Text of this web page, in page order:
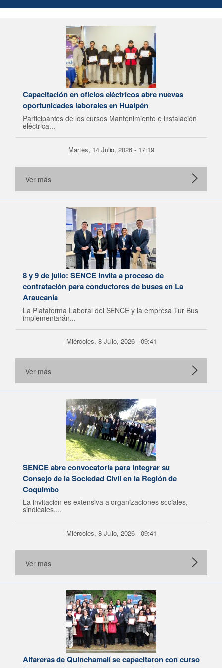
Capacitación en oficios eléctricos abre nuevas
oportunidades laborales en Hualpén
Participantes de los cursos Mantenimiento e instalación
eléctrica...
Martes, 14 Julio, 2026 - 17:19
Ver más
8 y 9 de julio: SENCE invita a proceso de
contratación para conductores de buses en La
Araucanía
La Plataforma Laboral del SENCE y la empresa Tur Bus
implementarán...
Miércoles, 8 Julio, 2026 - 09:41
Ver más
SENCE abre convocatoria para integrar su
Consejo de la Sociedad Civil en la Región de
Coquimbo
La invitación es extensiva a organizaciones sociales,
sindicales,...
Miércoles, 8 Julio, 2026 - 09:41
Ver más
Alfareras de Quinchamalí se capacitaron con curso